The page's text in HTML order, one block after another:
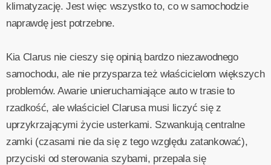
klimatyzację. Jest więc wszystko to, co w samochodzie
naprawdę jest potrzebne.
Kia Clarus nie cieszy się opinią bardzo niezawodnego
samochodu, ale nie przysparza też właścicielom większych
problemów. Awarie unieruchamiające auto w trasie to
rzadkość, ale właściciel Clarusa musi liczyć się z
uprzykrzającymi życie usterkami. Szwankują centralne
zamki (czasami nie da się z tego względu zatankować),
przyciski od sterowania szybami, przepala się